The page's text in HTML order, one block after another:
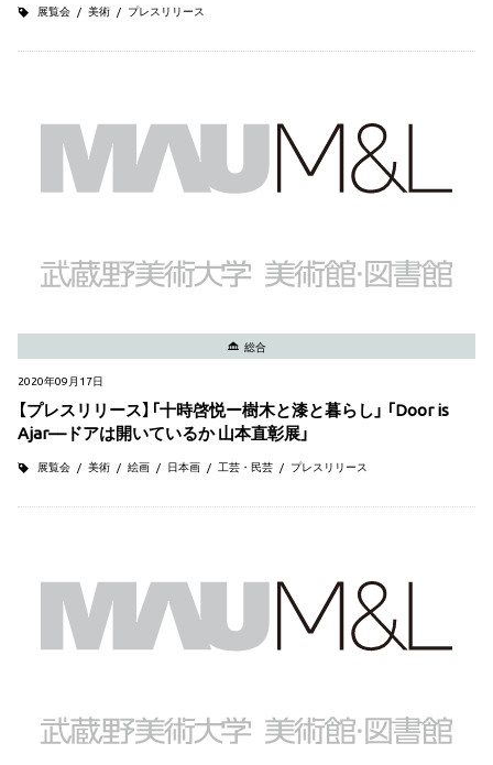
展覧会 美術 プレスリリース
総合
2020年09月17日
【プレスリリース】「十時啓悦ー樹木と漆と暮らし」 「Door is
Ajar––ドアは開いているか 山本直彰展」
展覧会 美術 絵画 日本画 工芸・民芸 プレスリリース